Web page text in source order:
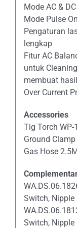
Mode AC & DC
Mode Pulse
Pengaturan
lengkap
Fitur AC
untuk
membuat
Over Current
Accessories
Tig Torch WP-
Ground
Gas Hose
Switch, Nipple
Switch, Nipple